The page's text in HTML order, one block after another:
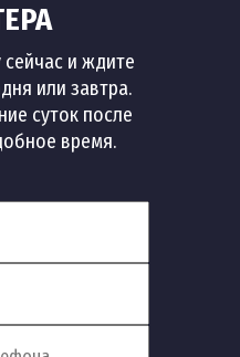
и ждите
или завтра.
суток после
время.